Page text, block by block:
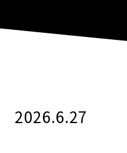
2026.6.27